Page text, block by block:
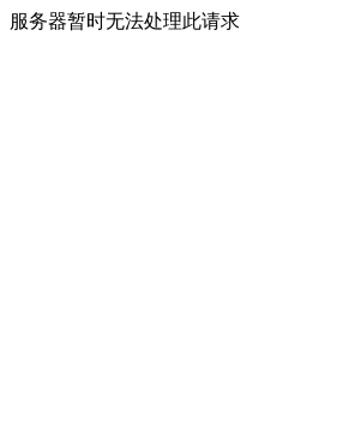
服务器暂时无法处理此请求